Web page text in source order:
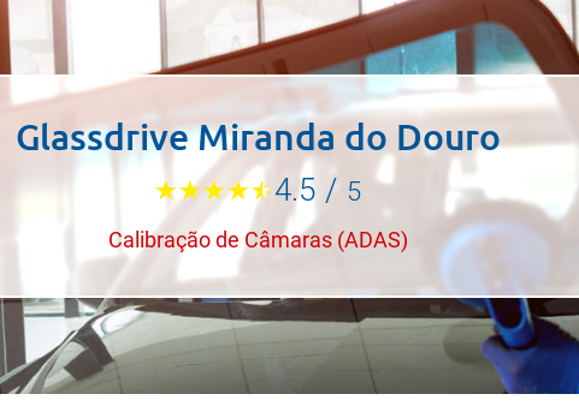
Glassdrive Miranda do Douro
4.5 / 5
Calibração de Câmaras (ADAS)